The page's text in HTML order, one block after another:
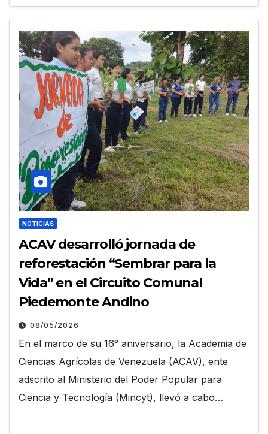
NOTICIAS
ACAV desarrolló jornada de
reforestación “Sembrar para la
Vida” en el Circuito Comunal
Piedemonte Andino
08/05/2026
En el marco de su 16° aniversario, la Academia de
Ciencias Agrícolas de Venezuela (ACAV), ente
adscrito al Ministerio del Poder Popular para
Ciencia y Tecnología (Mincyt), llevó a cabo…